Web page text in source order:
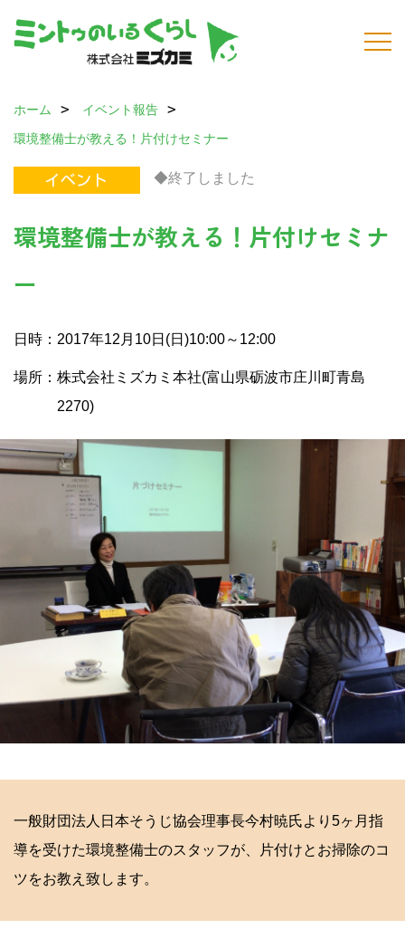
ホーム
イベント報告
環境整備士が教える！片付けセミナー
◆終了しました
環境整備士が教える！片付けセミナ
ー
日時：2017年12月10日(日)10:00～12:00
場所：株式会社ミズカミ本社(富山県砺波市庄川町青島
2270)
一般財団法人日本そうじ協会理事長今村暁氏より5ヶ月指
導を受けた環境整備士のスタッフが、片付けとお掃除のコ
ツをお教え致します。